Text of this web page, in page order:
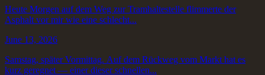
Heute Morgen auf dem Weg zur Tramhaltestelle flimmerte der
Asphalt vor mir wie eine schlecht...
June 13, 2026
Samstag, später Vormittag. Auf dem Rückweg vom Markt hat es
kurz geregnet — einer dieser schnellen...